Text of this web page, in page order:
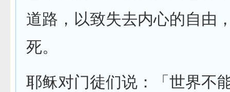
道路，以致失去内心的自由
死。
耶稣对门徒们说：「世界不